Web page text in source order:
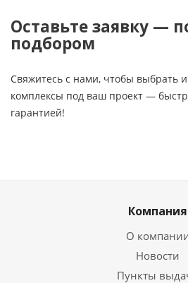
Оставьте заявку —
подбором
Свяжитесь с нами, чтобы выбрать
комплексы под ваш проект —
гарантией!
Компания
О
Новости
Пункты